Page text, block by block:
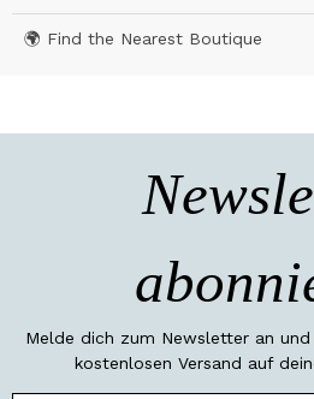
🌍 Find the Nearest Boutique
Melde dich zum Newsletter an
kostenlosen Versand auf